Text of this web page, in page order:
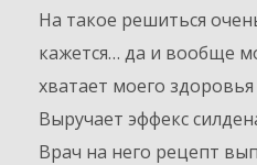
На такое решиться
кажется… да и вообще
хватает моего здоровья
Выручает эффекс
Врач на него рецепт